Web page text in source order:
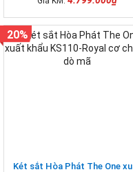
Két sắt Hòa Phát The One
20%